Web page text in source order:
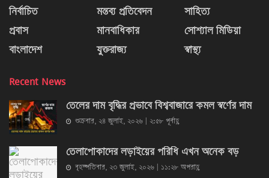
নির্বাচিত
প্রবাস
বাংলাদেশ
মন্তব্য প্রতিবেদন
মানবাধিকার
যুক্তরাজ্য
সাহিত্য
সোশ্যাল মিডিয়া
স্বাস্থ্য
Recent News
তেলের দাম বৃদ্ধির প্রভাবে বিশ্ববাজারে কমল স্বর্ণের দাম
শুক্রবার, ২৪ জুলাই, ২০২৬ | ২:৫৮ পূর্বাহ্ণ
তেলাপোকাদের লড়াইয়ের পরিধি এখন অনেক বড়
বৃহস্পতিবার, ২৩ জুলাই, ২০২৬ | ১১:২৮ অপরাহ্ণ